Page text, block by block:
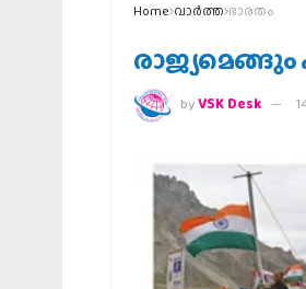
Home വാര്‍ത്ത ഭാരതം
byVSK Desk